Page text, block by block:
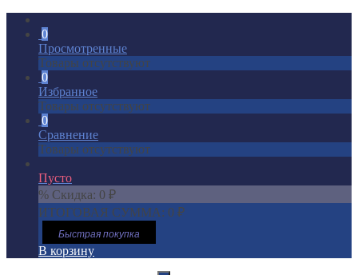
0
Просмотренные
Товары отсутствуют
0
Избранное
Товары отсутствуют
0
Сравнение
Товары отсутствуют
Пусто
% Скидка: 0 ₽
ИТОГОВАЯ СУММА: 0 ₽
Быстрая покупка
В корзину